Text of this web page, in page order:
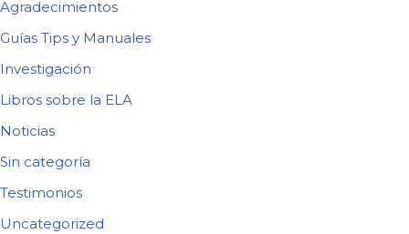
Agradecimientos
Guías Tips y Manuales
Investigación
Libros sobre la ELA
Noticias
Sin categoría
Testimonios
Uncategorized